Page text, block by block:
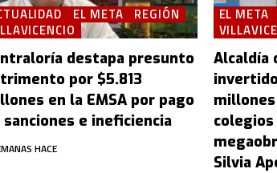
EL META
REGIÓN
destapa presunto
por $5.813
en la EMSA por pago
sanciones e ineficiencia
HACE
EL META
Alcaldía
Silvia